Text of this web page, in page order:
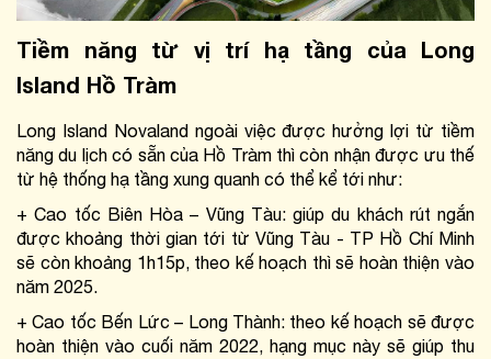
Tiềm năng từ vị trí hạ tầng của Long
Island Hồ Tràm
Long Island Novaland ngoài việc được hưởng lợi từ tiềm
năng du lịch có sẵn của Hồ Tràm thì còn nhận được ưu thế
từ hệ thống hạ tầng xung quanh có thể kể tới như:
+ Cao tốc Biên Hòa – Vũng Tàu: giúp du khách rút ngắn
được khoảng thời gian tới từ Vũng Tàu - TP Hồ Chí Minh
sẽ còn khoảng 1h15p, theo kế hoạch thì sẽ hoàn thiện vào
năm 2025.
+ Cao tốc Bến Lức – Long Thành: theo kế hoạch sẽ được
hoàn thiện vào cuối năm 2022, hạng mục này sẽ giúp thu